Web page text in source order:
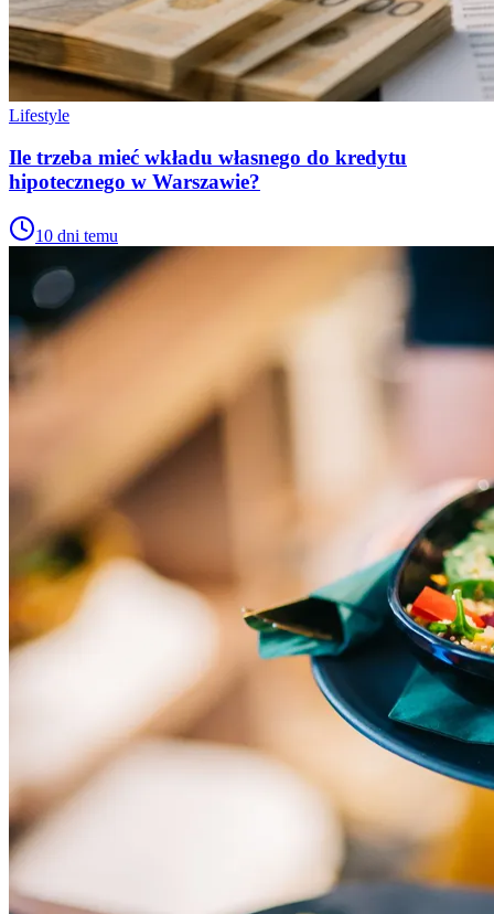
Lifestyle
Ile trzeba mieć wkładu własnego do kredytu
hipotecznego w Warszawie?
10 dni temu